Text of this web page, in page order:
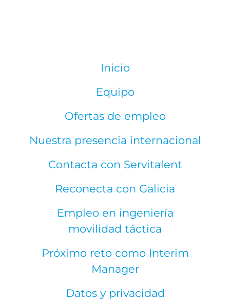
Inicio
Equipo
Ofertas de empleo
Nuestra presencia internacional
Contacta con Servitalent
Reconecta con Galicia
Empleo en ingeniería
movilidad táctica
Próximo reto como Interim
Manager
Datos y privacidad